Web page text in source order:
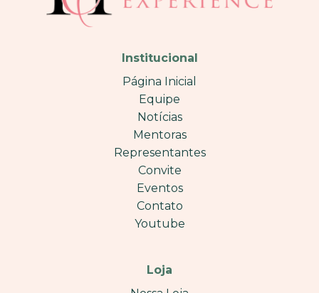
Institucional
Página Inicial
Equipe
Notícias
Mentoras
Representantes
Convite
Eventos
Contato
Youtube
Loja